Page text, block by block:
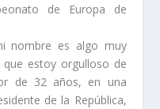
de Europa de
nombre es algo muy
estoy orgulloso de
de 32 años, en una
de la República,